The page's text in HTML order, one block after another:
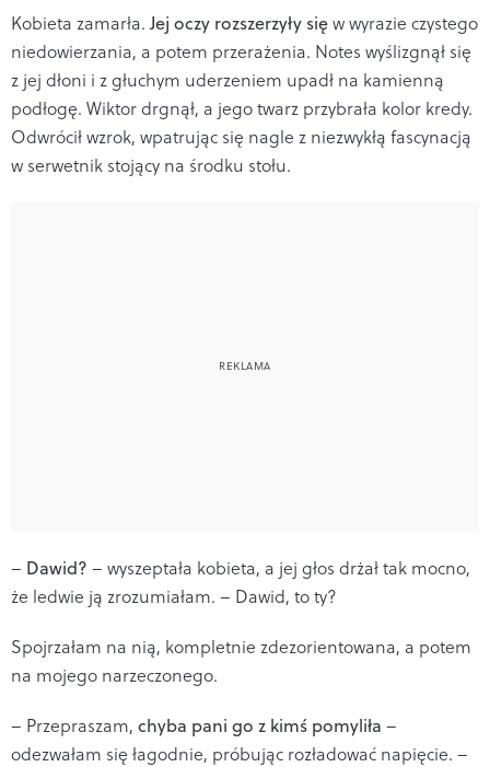
Kobieta zamarła. Jej oczy rozszerzyły sięw wyrazie czystego
niedowierzania, a potem przerażenia. Notes wyślizgnął się
z jej dłoni i z głuchym uderzeniem upadł na kamienną
podłogę. Wiktor drgnął, a jego twarz przybrała kolor kredy.
Odwrócił wzrok, wpatrując się nagle z niezwykłą fascynacją
w serwetnik stojący na środku stołu.
– Dawid? – wyszeptała kobieta, a jej głos drżał tak mocno,
że ledwie ją zrozumiałam. – Dawid, to ty?
Spojrzałam na nią, kompletnie zdezorientowana, a potem
na mojego narzeczonego.
– Przepraszam, chyba pani go z kimś pomyliła –
odezwałam się łagodnie, próbując rozładować napięcie. –